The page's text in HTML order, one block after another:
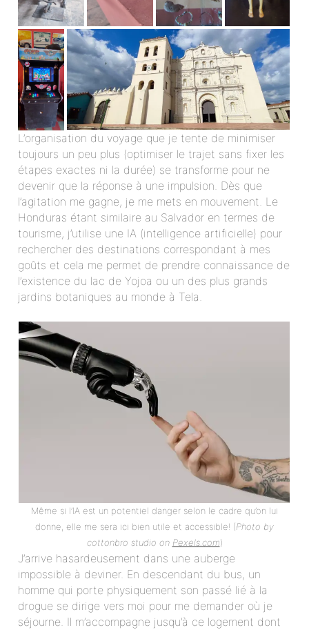
L’organisation du voyage que je tente de minimiser
toujours un peu plus (optimiser le trajet sans fixer les
étapes exactes ni la durée) se transforme pour ne
devenir que la réponse à une impulsion. Dès que
l’agitation me gagne, je me mets en mouvement. Le
Honduras étant similaire au Salvador en termes de
tourisme, j’utilise une IA (intelligence artificielle) pour
rechercher des destinations correspondant à mes
goûts et cela me permet de prendre connaissance de
l’existence du lac de Yojoa ou un des plus grands
jardins botaniques au monde à Tela.
Même si l’IA est un potentiel danger selon le cadre qu’on lui
donne, elle me sera ici bien utile et accessible! (Photo by
cottonbro studio on Pexels.com)
J’arrive hasardeusement dans une auberge
impossible à deviner. En descendant du bus, un
homme qui porte physiquement son passé lié à la
drogue se dirige vers moi pour me demander où je
séjourne. Il m’accompagne jusqu’à ce logement dont